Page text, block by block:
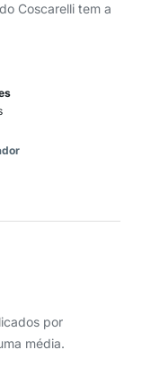
Coscarelli tem a
por
média.